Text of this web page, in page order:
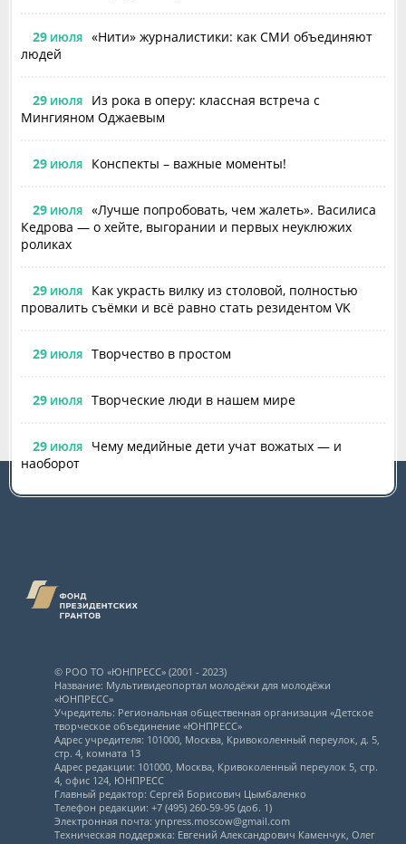
29 ИЮЛЯ
«Нити» журналистики: как СМИ объединяют
людей
29 ИЮЛЯ
Из рока в оперу: классная встреча с
Мингияном Оджаевым
29 ИЮЛЯ Конспекты – важные моменты!
29 ИЮЛЯ
«Лучше попробовать, чем жалеть». Василиса
Кедрова — о хейте, выгорании и первых неуклюжих
роликах
29 ИЮЛЯ
Как украсть вилку из столовой, полностью
провалить съёмки и всё равно стать резидентом VK
29 ИЮЛЯ Творчество в простом
29 ИЮЛЯ Творческие люди в нашем мире
29 ИЮЛЯ
Чему медийные дети учат вожатых — и
наоборот
© РОО ТО «ЮНПРЕСС» (2001 - 2023)
Название: Мультивидеопортал молодёжи для молодёжи
«ЮНПРЕСС»
Учредитель: Региональная общественная организация «Детское
творческое объединение «ЮНПРЕСС»
Адрес учредителя: 101000, Москва, Кривоколенный переулок, д. 5,
стр. 4, комната 13
Адрес редакции: 101000, Москва, Кривоколенный переулок 5, стр.
4, офис 124, ЮНПРЕСС
Главный редактор: Сергей Борисович Цымбаленко
Телефон редакции: +7 (495) 260-59-95 (доб. 1)
Электронная почта: ynpress.moscow@gmail.com
Техническая поддержка: Евгений Александрович Каменчук, Олег